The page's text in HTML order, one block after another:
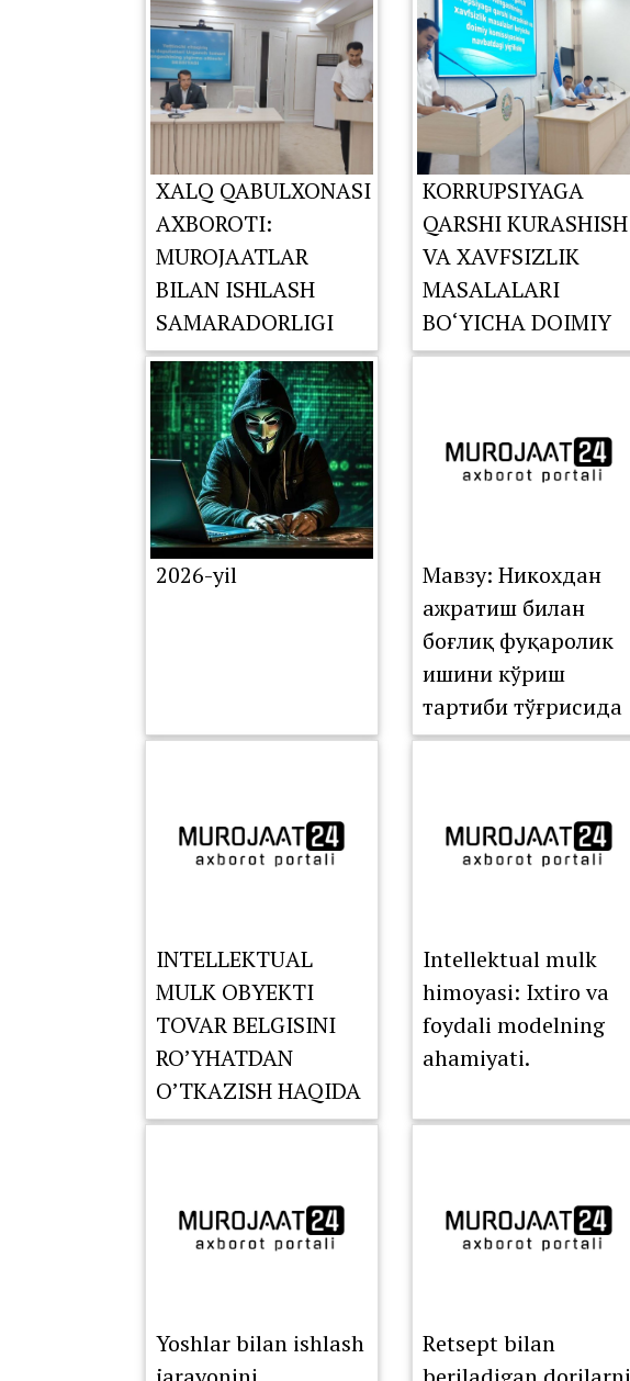
XALQ QABULXONASI
AXBOROTI:
MUROJAATLAR
BILAN ISHLASH
SAMARADORLIGI
TAHLIL QILINDI
KORRUPSIYAGA
QARSHI KURASHISH
VA XAVFSIZLIK
MASALALARI
BO‘YICHA DOIMIY
KOMISSIYASINING
O‘TKAZILDI
2026-yil
Мавзу: Никохдан
ажратиш билан
боғлиқ фуқаролик
ишини кўриш
тартиби тўғрисида
INTELLEKTUAL
MULK OBYEKTI
TOVAR BELGISINI
RO’YHATDAN
O’TKAZISH HAQIDA
XABARDORMISIZ?
Intellektual mulk
himoyasi: Ixtiro va
foydali modelning
ahamiyati.
Yoshlar bilan ishlash
Retsept bilan